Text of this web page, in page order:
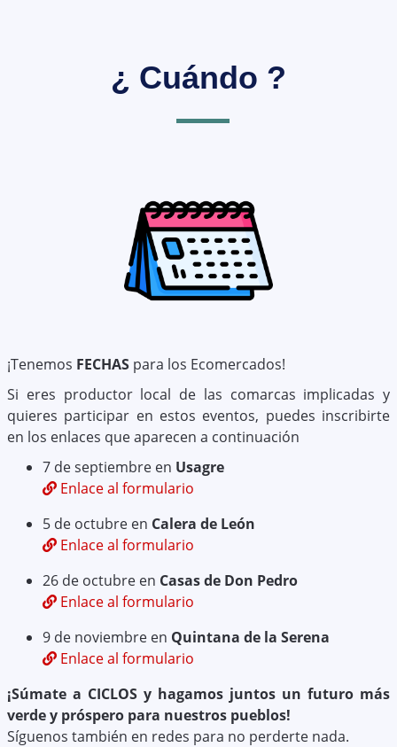
¿ Cuándo ?
¡Tenemos FECHAS para los Ecomercados!
Si eres productor local de las comarcas implicadas y
quieres participar en estos eventos, puedes inscribirte
en los enlaces que aparecen a continuación
7 de septiembre en Usagre
Enlace al formulario
5 de octubre en Calera de León
Enlace al formulario
26 de octubre en Casas de Don Pedro
Enlace al formulario
9 de noviembre en Quintana de la Serena
Enlace al formulario
¡Súmate a CICLOS y hagamos juntos un futuro más
verde y próspero para nuestros pueblos!
Síguenos también en redes para no perderte nada.